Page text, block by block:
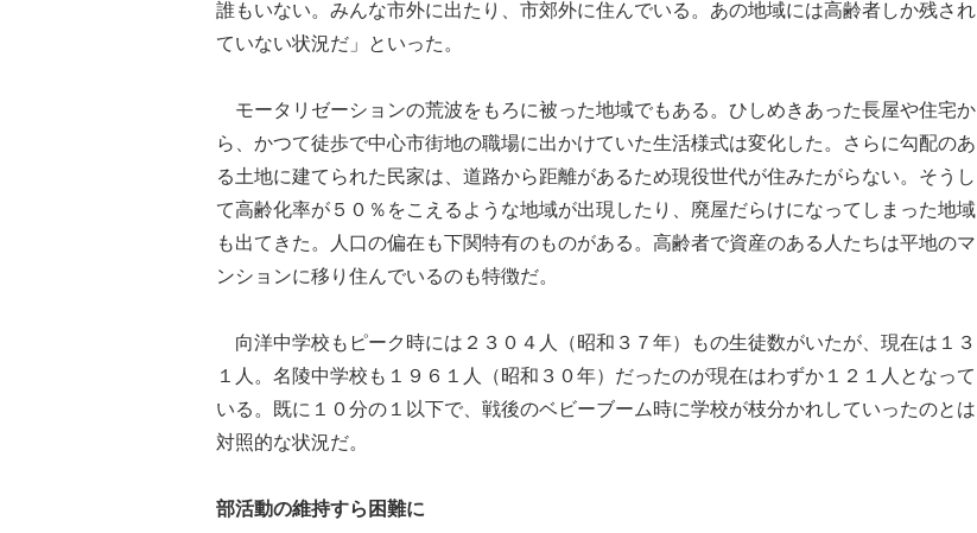
誰もいない。みんな市外に出たり、市郊外に住んでいる。あの地域には高齢者しか残され
ていない状況だ」といった。
モータリゼーションの荒波をもろに被った地域でもある。ひしめきあった長屋や住宅か
ら、かつて徒歩で中心市街地の職場に出かけていた生活様式は変化した。さらに勾配のあ
る土地に建てられた民家は、道路から距離があるため現役世代が住みたがらない。そうし
て高齢化率が５０％をこえるような地域が出現したり、廃屋だらけになってしまった地域
も出てきた。人口の偏在も下関特有のものがある。高齢者で資産のある人たちは平地のマ
ンションに移り住んでいるのも特徴だ。
向洋中学校もピーク時には２３０４人（昭和３７年）もの生徒数がいたが、現在は１３
１人。名陵中学校も１９６１人（昭和３０年）だったのが現在はわずか１２１人となって
いる。既に１０分の１以下で、戦後のベビーブーム時に学校が枝分かれしていったのとは
対照的な状況だ。
部活動の維持すら困難に